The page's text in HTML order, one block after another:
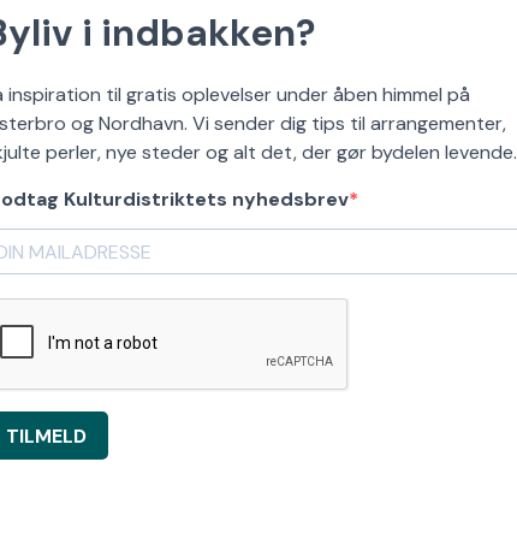
i indbakken?
inspiration til gratis oplevelser under åben himmel på
og Nordhavn. Vi sender dig tips til arrangementer,
perler, nye steder og alt det, der gør bydelen levende.
Kulturdistriktets nyhedsbrev
TILMELD